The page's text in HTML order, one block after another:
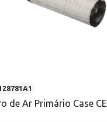
de Ar Primário Case CE